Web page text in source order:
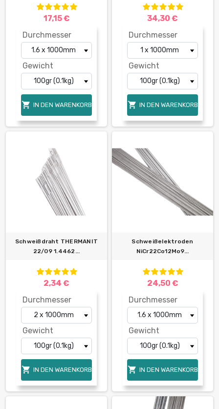
17,15 €
Durchmesser
Gewicht
 IN DEN WARENKORB
34,30 €
Durchmesser
Gewicht
 IN DEN WARENKORB
Schweißdraht THERMANIT
22/09 1.4462...
2,34 €
Durchmesser
Gewicht
 IN DEN WARENKORB
Schweißelektroden
NiCr22Co12Mo9...
24,50 €
Durchmesser
Gewicht
 IN DEN WARENKORB